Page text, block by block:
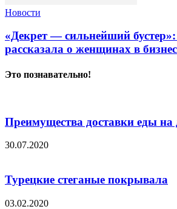
Новости
«Декрет — сильнейший
рассказала о женщинах в
Это познавательно!
Преимущества доставки еды на
30.07.2020
Турецкие стеганые покрывала
03.02.2020